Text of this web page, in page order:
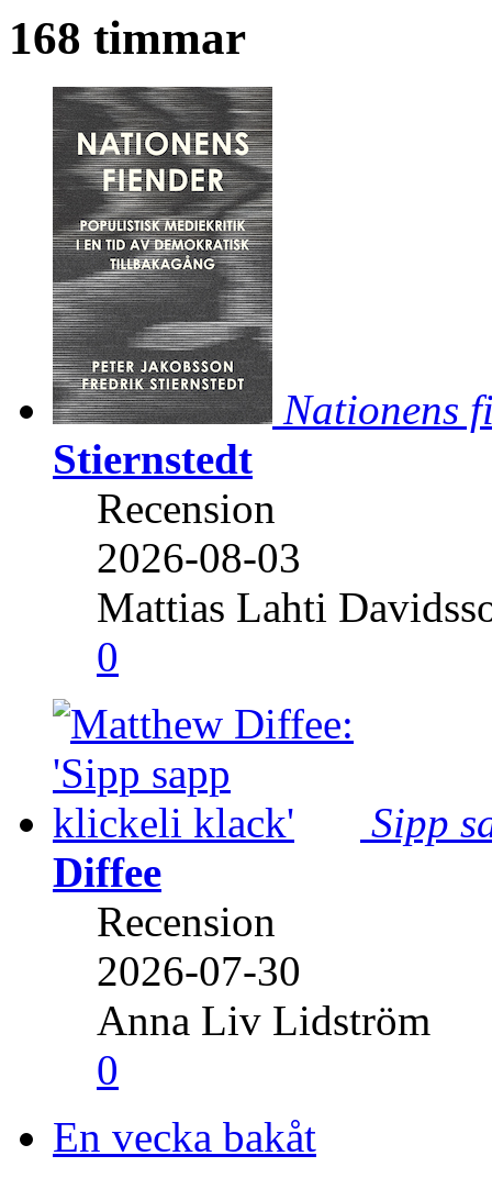
168 timmar
Nationens
Stiernstedt
Recension
2026-08-03
Mattias Lahti
0
Sipp
Diffee
Recension
2026-07-30
Anna Liv Lidström
0
En vecka bakåt